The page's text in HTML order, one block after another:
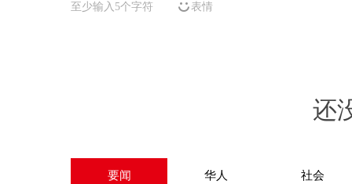
至少输入5个字符 表情
还
要闻 华人 社会